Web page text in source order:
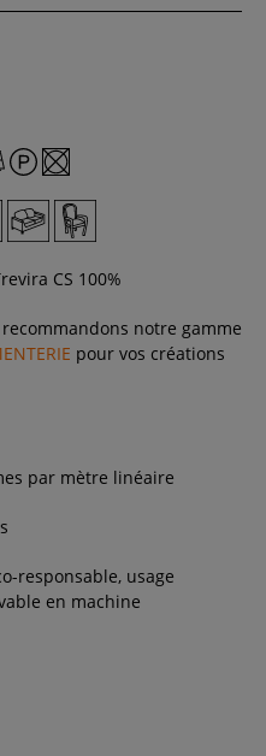
CS 100%
notre gamme
pour vos créations
par mètre linéaire
responsable, usage
en machine